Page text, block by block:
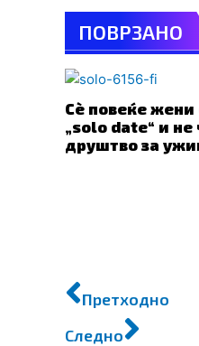
ПОВРЗАНО
Сè повеќе жени
„solo date“ и не
друштво за
Претходно
Следно